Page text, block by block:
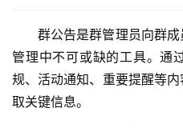
群公告是群管理员向群
管理中不可或缺的工具。通
规、活动通知、重要提醒等
取关键信息。